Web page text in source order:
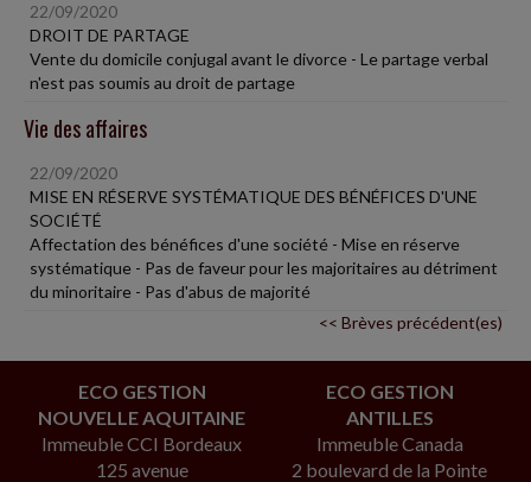
22/09/2020
DROIT DE PARTAGE
Vente du domicile conjugal avant le divorce - Le partage verbal
n'est pas soumis au droit de partage
Vie des affaires
22/09/2020
MISE EN RÉSERVE SYSTÉMATIQUE DES BÉNÉFICES D'UNE
SOCIÉTÉ
Affectation des bénéfices d'une société - Mise en réserve
systématique - Pas de faveur pour les majoritaires au détriment
du minoritaire - Pas d'abus de majorité
<< Brèves précédent(es)
ECO GESTION
NOUVELLE AQUITAINE
Immeuble CCI Bordeaux
125 avenue
ECO GESTION
ANTILLES
Immeuble Canada
2 boulevard de la Pointe